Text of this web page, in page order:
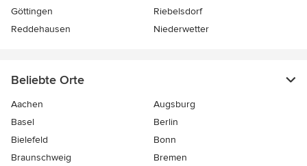
Göttingen
Riebelsdorf
Reddehausen
Niederwetter
Beliebte Orte
Aachen
Augsburg
Basel
Berlin
Bielefeld
Bonn
Braunschweig
Bremen